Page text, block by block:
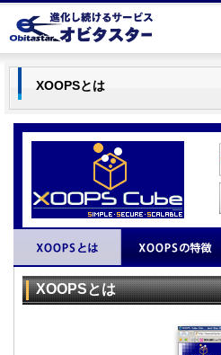
XOOPSとは
XOOPSとは